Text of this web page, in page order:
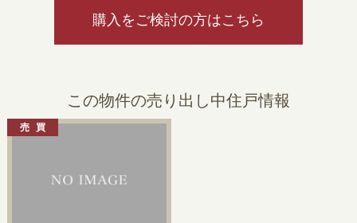
購入をご検討の方はこちら
この物件の売り出し中住戸情報